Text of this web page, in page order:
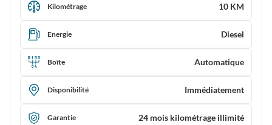
Kilométrage 10 KM
Energie Diesel
Boîte Automatique
Disponibilité Immédiatement
Garantie 24 mois kilométrage illimité